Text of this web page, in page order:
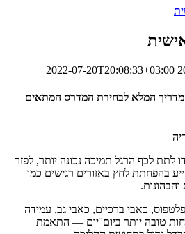
2022-07-20T20:08:33+03:00
המלא לבחירת המדרס המתאים
לתת לכף הרגל תמיכה נכונה יותר, לפזר
בהפחתת לחץ באזורים רגישים כמו
כאבי ברכיים, כאבי גב, עמידה
טובה יותר ביום־יום — התאמת